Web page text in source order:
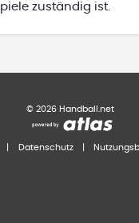
zuständig ist.
© 2026 Handball.net
Datenschutz